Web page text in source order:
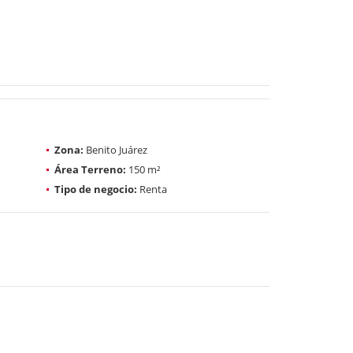
Zona: Benito Juárez
Área Terreno: 150 m²
Tipo de negocio: Renta